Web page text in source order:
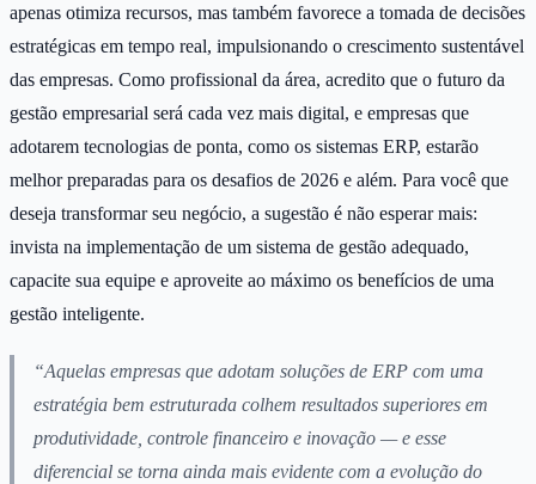
apenas otimiza recursos, mas também favorece a tomada de decisões
estratégicas em tempo real, impulsionando o crescimento sustentável
das empresas. Como profissional da área, acredito que o futuro da
gestão empresarial será cada vez mais digital, e empresas que
adotarem tecnologias de ponta, como os sistemas ERP, estarão
melhor preparadas para os desafios de 2026 e além. Para você que
deseja transformar seu negócio, a sugestão é não esperar mais:
invista na implementação de um sistema de gestão adequado,
capacite sua equipe e aproveite ao máximo os benefícios de uma
gestão inteligente.
“Aquelas empresas que adotam soluções de ERP com uma
estratégia bem estruturada colhem resultados superiores em
produtividade, controle financeiro e inovação — e esse
diferencial se torna ainda mais evidente com a evolução do